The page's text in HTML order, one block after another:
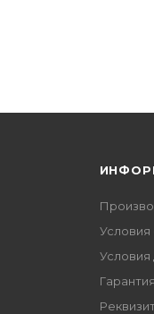
Условия
Условия